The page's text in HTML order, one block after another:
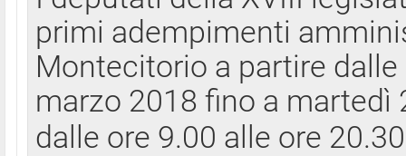
primi adempimenti
Montecitorio a partire
marzo 2018 fino a
dalle ore 9.00 alle ore